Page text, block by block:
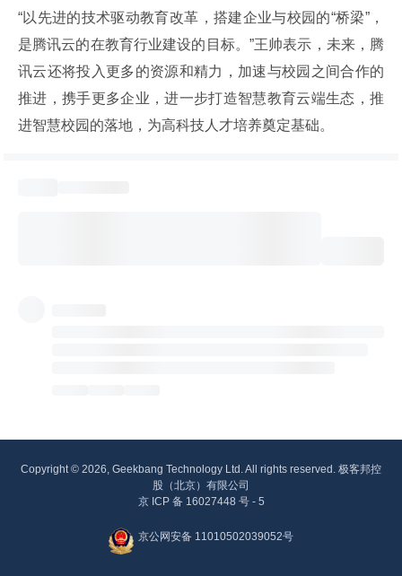
“以先进的技术驱动教育改革，搭建企业与校园的“桥梁”，
是腾讯云的在教育行业建设的目标。”王帅表示，未来，腾
讯云还将投入更多的资源和精力，加速与校园之间合作的
推进，携手更多企业，进一步打造智慧教育云端生态，推
进智慧校园的落地，为高科技人才培养奠定基础。
Copyright © 2026, Geekbang Technology Ltd. All rights reserved. 极客邦控
股（北京）有限公司
京 ICP 备 16027448 号 - 5
京公网安备 11010502039052号